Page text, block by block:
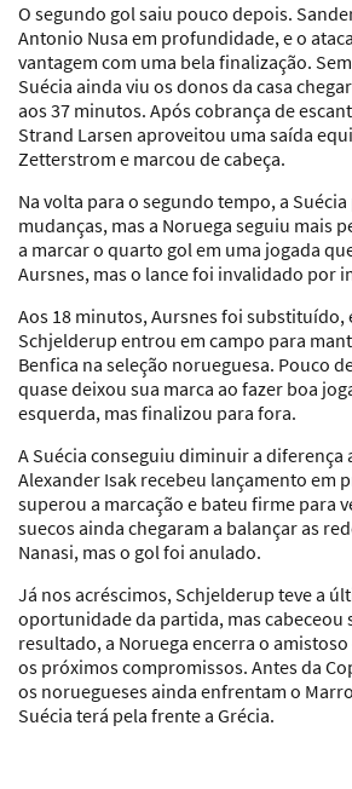
O segundo gol saiu pouco depois.
Antonio Nusa em profundidade, e o
vantagem com uma bela finalização.
Suécia ainda viu os donos da casa
aos 37 minutos. Após cobrança de
Strand Larsen aproveitou uma saída
Zetterstrom e marcou de cabeça.
Na volta para o segundo tempo, a
mudanças, mas a Noruega seguiu mais
a marcar o quarto gol em uma jogada
Aursnes, mas o lance foi invalidado por
Aos 18 minutos, Aursnes foi substituído,
Schjelderup entrou em campo para
Benfica na seleção norueguesa. Pouco
quase deixou sua marca ao fazer boa
esquerda, mas finalizou para fora.
A Suécia conseguiu diminuir a diferença
Alexander Isak recebeu lançamento em
superou a marcação e bateu firme para
suecos ainda chegaram a balançar as
Nanasi, mas o gol foi anulado.
Já nos acréscimos, Schjelderup teve a
oportunidade da partida, mas cabeceou
resultado, a Noruega encerra o
os próximos compromissos. Antes da
os noruegueses ainda enfrentam o
Suécia terá pela frente a Grécia.